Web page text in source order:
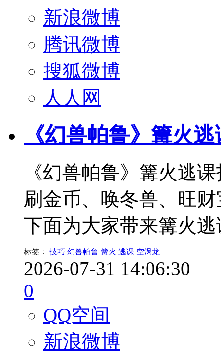
新浪微博
腾讯微博
搜狐微博
人人网
《幻兽帕鲁》篝火
《幻兽帕鲁》篝火逃
刷金币、唤冬兽、旺
下面为大家带来篝火
标签： 技巧 幻兽帕鲁 篝火 逃课 空涡龙
2026-07-31 14:06:30
0
QQ空间
新浪微博